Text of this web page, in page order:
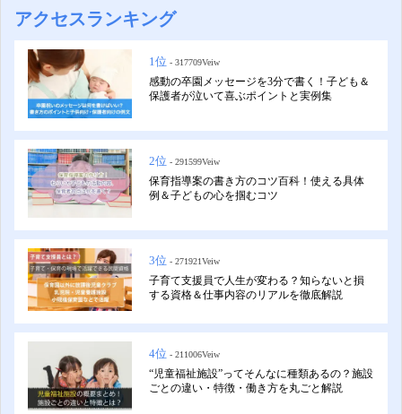
アクセスランキング
1位 - 317709Veiw
感動の卒園メッセージを3分で書く！子ども＆
保護者が泣いて喜ぶポイントと実例集
2位 - 291599Veiw
保育指導案の書き方のコツ百科！使える具体
例＆子どもの心を掴むコツ
3位 - 271921Veiw
子育て支援員で人生が変わる？知らないと損
する資格＆仕事内容のリアルを徹底解説
4位 - 211006Veiw
“児童福祉施設”ってそんなに種類あるの？施設
ごとの違い・特徴・働き方を丸ごと解説